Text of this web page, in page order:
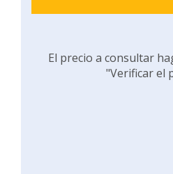
El precio a consultar
"Verificar el